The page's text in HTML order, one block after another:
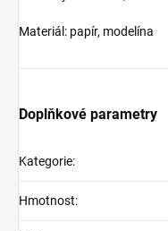
Materiál: papír, modelína
Doplňkové parametry
Kategorie:
Hmotnost: